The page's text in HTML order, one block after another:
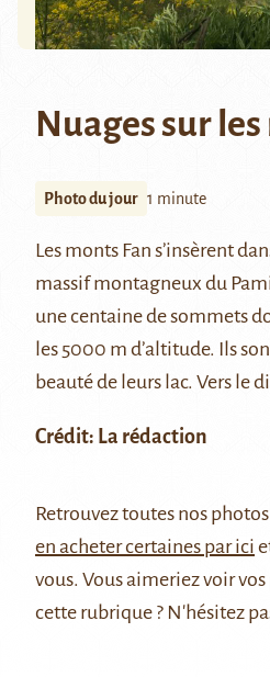
Nuages sur
Photo du jour 1 minute
Les monts Fan s’insèrent
massif montagneux du
une centaine de sommets
les 5000 m d’altitude. Ils
beauté de leurs lac. Vers le
Crédit: La rédaction
Retrouveztoutes nos
en acheter certaines par ici
vous. Vous aimeriez voir
cette rubrique ? N'hésitez